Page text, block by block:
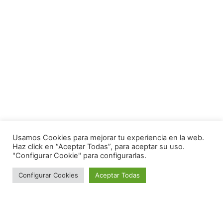
Usamos Cookies para mejorar tu experiencia en la web.
Haz click en “Aceptar Todas”, para aceptar su uso.
"Configurar Cookie" para configurarlas.
Configurar Cookies Aceptar Todas